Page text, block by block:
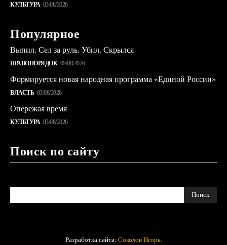
КУЛЬТУРА 03/08/2026
Популярное
Выпил. Сел за руль. Убил. Скрылся
ПРАВОПОРЯДОК 05/08/2026
Формируется новая народная программа «Единой России»
ВЛАСТЬ 03/08/2026
Опережая время
КУЛЬТУРА 03/08/2026
Поиск по сайту
Поиск
Разработка сайта: Соколов Игорь.